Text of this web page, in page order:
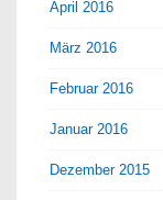
April 2016
März 2016
Februar 2016
Januar 2016
Dezember 2015